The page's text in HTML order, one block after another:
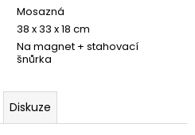
Mosazná
38 x 33 x 18 cm
Na magnet + stahovací
šnůrka
Diskuze